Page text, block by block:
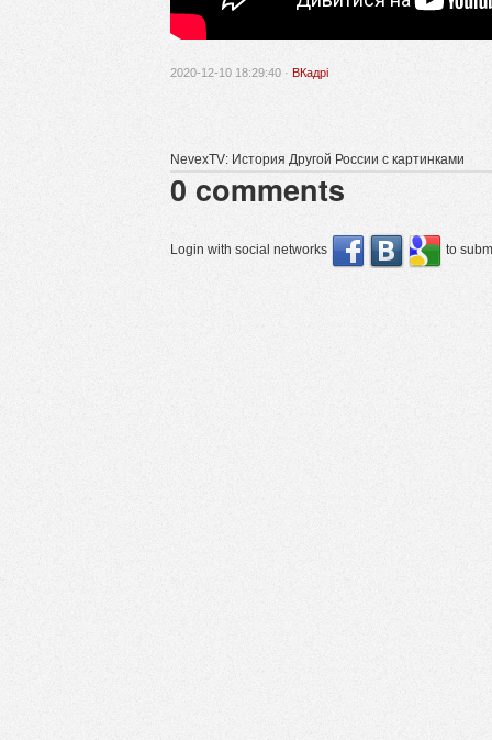
2020-12-10 18:29:40 · ВКадрі
NevexTV: История Другой России с картинками
0 comments
Login with social networks to